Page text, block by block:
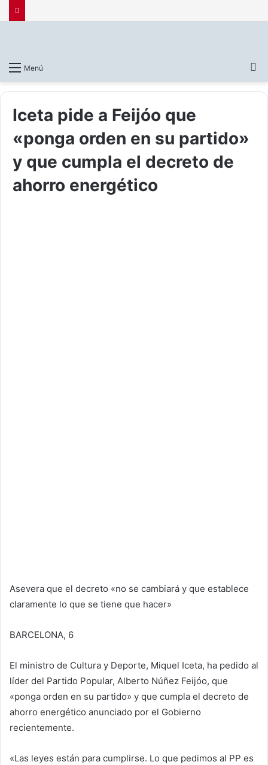
Menú
Iceta pide a Feijóo que
«ponga orden en su partido»
y que cumpla el decreto de
ahorro energético
Asevera que el decreto «no se cambiará y que establece
claramente lo que se tiene que hacer»
BARCELONA, 6
El ministro de Cultura y Deporte, Miquel Iceta, ha pedido al
líder del Partido Popular, Alberto Núñez Feijóo, que
«ponga orden en su partido» y que cumpla el decreto de
ahorro energético anunciado por el Gobierno
recientemente.
«Las leyes están para cumplirse. Lo que pedimos al PP es